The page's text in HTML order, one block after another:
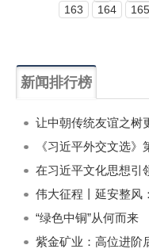
163
164 165
新闻排行榜
《习近平外交文选
“绿色中铜”从何而来
紫金矿业：高位进阶